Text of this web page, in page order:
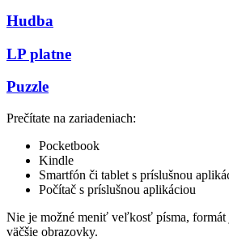
Hudba
LP platne
Puzzle
Prečítate na zariadeniach:
Pocketbook
Kindle
Smartfón či tablet s príslušnou
Počítač s príslušnou aplikáciou
Nie je možné meniť veľkosť písma, formát
väčšie obrazovky.